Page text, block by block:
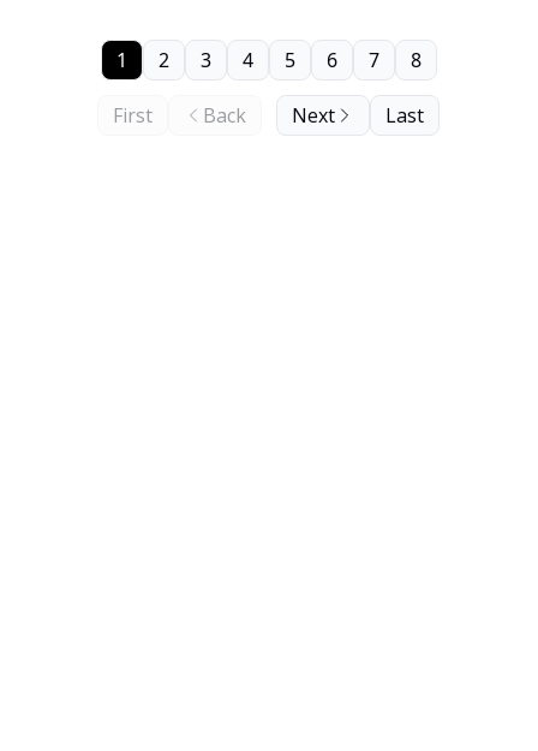
First Back
1 2 3 4 5 6 7 8
Next Last